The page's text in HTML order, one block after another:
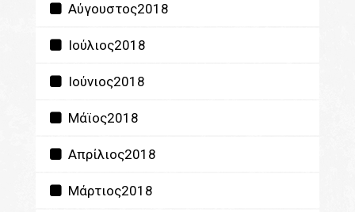
Αύγουστος2018
Ιούλιος2018
Ιούνιος2018
Μάϊος2018
Απρίλιος2018
Μάρτιος2018